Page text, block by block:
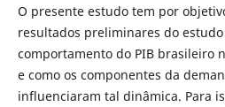
O presente estudo tem por
resultados preliminares do
comportamento do PIB brasileiro
e como os componentes da
influenciaram tal dinâmica. Para